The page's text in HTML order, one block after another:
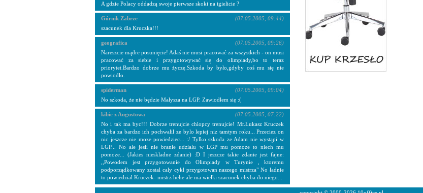
A gdzie Polacy oddadzą swoje pierwsze skoki na igielicie ?
Górnik Zabrze
szacunek dla Kruczka!!!
(07.05.2005, 09:44)
geografica
Nareszcie mądre posunięcie! Adaś nie musi pracować za wszystkich - on musi
pracować za siebie i przygotowywać się do olimpiady,bo to teraz
priorytet.Bardzo dobrze mu życzę.Szkoda by było,gdyby coś mu się nie
powiodło.
(07.05.2005, 09:26)
spiderman
No szkoda, że nie będzie Małysza na LGP. Zawiodłem się :(
(07.05.2005, 09:04)
kibic z Augustowa
No i tak ma byc!!! Dobrze trenujcie chlopcy trenujcie! Mr.Łukasz Kruczek
chyba za bardzo ich pochwalil ze bylo lepiej niz tamtym roku... Przeciez on
nic jeszcze nie moze powiedziec... :/ Tylko szkoda ze Adam nie wystąpi w
LGP... No ale jesli nie branie udzialu w LGP mu pomoze to niech mu
pomoze... (Jakies nieskladne zdanie) :D I jeszcze takie zdanie jest fajne:
,,Powodem jest przygotowanie do Olimpiady w Turynie , ktoremu
podporządkowany zostal caly cykl przygotowan naszego mistrza" No ładnie
to powiedzial Kruczek- mistrz hehe ale ma wielki szacunek chyba do niego...
(07.05.2005, 07:22)